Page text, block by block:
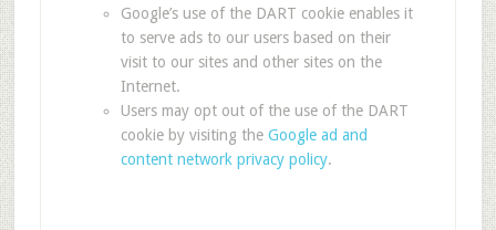
Google’s use of the DART cookie enables it
to serve ads to our users based on their
visit to our sites and other sites on the
Internet.
Users may opt out of the use of the DART
cookie by visiting the Google ad and
content network privacy policy.